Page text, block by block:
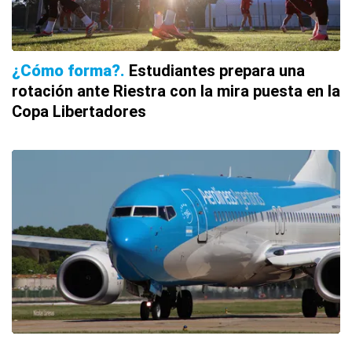
¿Cómo forma? Estudiantes prepara una
rotación ante Riestra con la mira puesta en la
Copa Libertadores